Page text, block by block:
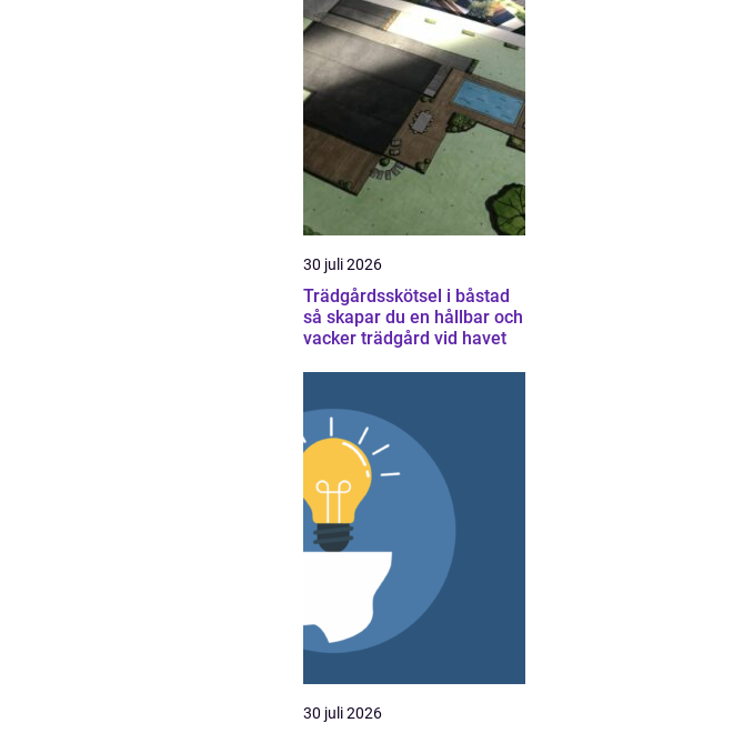
30 juli 2026
Trädgårdsskötsel i båstad
så skapar du en hållbar och
vacker trädgård vid havet
30 juli 2026